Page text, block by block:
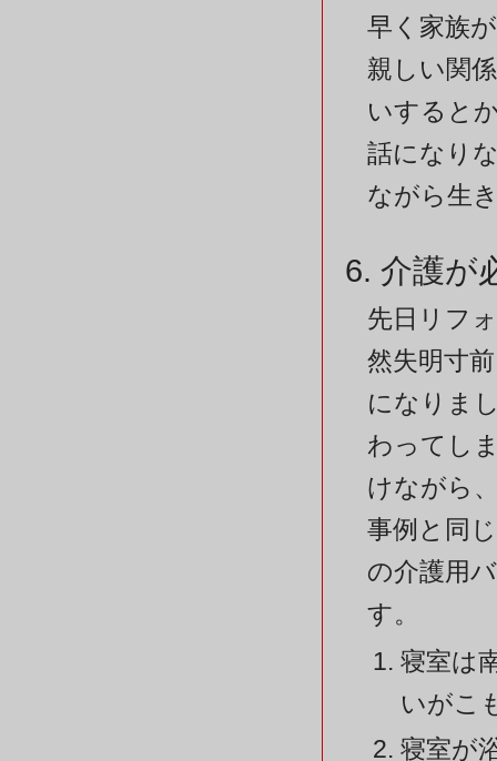
早く家族
親しい関
いすると
話になり
ながら生
6. 介護が
先日リフ
然失明寸
になりま
わってし
けながら
事例と同
の介護用
す。
寝室は
いがこ
寝室が